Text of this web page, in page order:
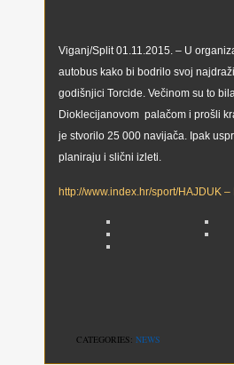
Viganj/Split 01.11.2015. – U
autobus kako bi bodrilo svoj
godišnjici Torcide. Večinom su to
Dioklecijanovom palačom i prošli
je stvorilo 25 000 navijača. Ipak
planiraju i slični izleti.
http://www.index.hr/sport/HAJDUK –
CATEGORIES: NEWS